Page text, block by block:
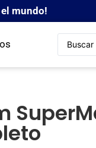
mundo!